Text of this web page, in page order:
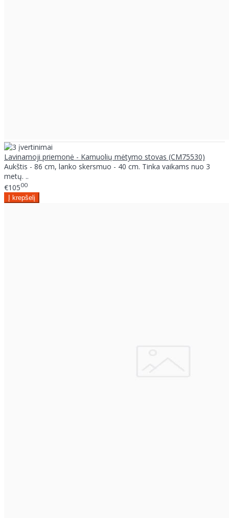
Lavinamoji priemonė - Kamuolių mėtymo stovas (CM75530)
Aukštis - 86 cm, lanko skersmuo - 40 cm. Tinka vaikams nuo 3
metų. ..
€10500